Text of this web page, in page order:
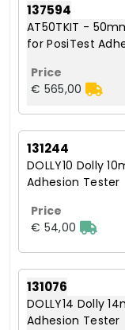
137594
AT50TKIT -
for PosiTest
€ 565,00
131244
DOLLY10 Dolly
Adhesion Tester
€ 54,00
131076
DOLLY14 Dolly
Adhesion Tester